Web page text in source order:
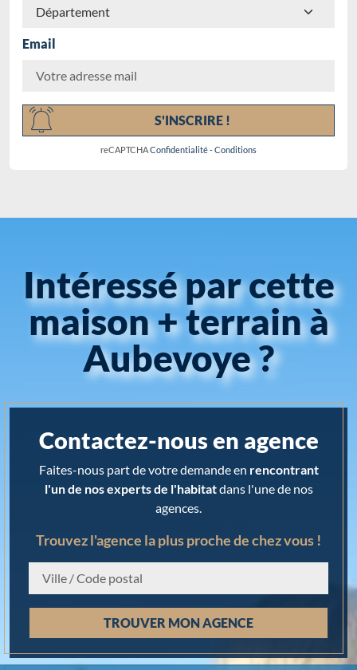
Email
S'INSCRIRE !
reCAPTCHAConfidentialité-Conditions
Intéressé par cette
maison + terrain à
Aubevoye ?
Contactez-nous en agence
Faites-nous part de votre demande en rencontrant
l'un de nos experts de l'habitatdans l'une de nos
agences.
Trouvez l'agence la plus proche de chez vous !
Chargement...
TROUVER MON AGENCE